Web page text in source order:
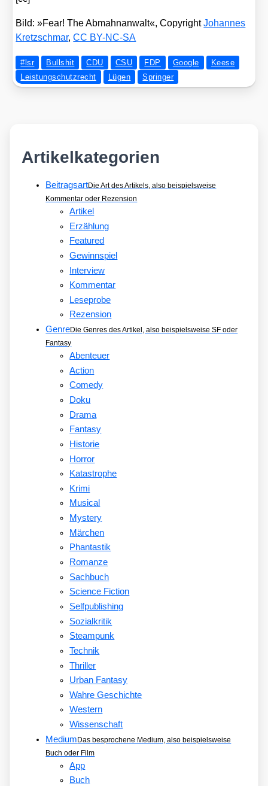
Bild: »Fear! The Ab­mahn­an­walt«, Co­py­rightJo­han­nes
Kretz­sch­mar,CC BY-NC-SA
#lsr Bullshit CDU CSU FDP Google
Keese
Leistungschutzrecht
Lügen Springer
Artikelkategorien
BeitragsartDie Art des Artikels, also beispielsweise
Kommentar oder Rezension
Artikel
Erzählung
Featured
Gewinnspiel
Interview
Kommentar
Leseprobe
Rezension
GenreDie Genres des Artikel, also beispielsweise SF oder
Fantasy
Abenteuer
Action
Comedy
Doku
Drama
Fantasy
Historie
Horror
Katastrophe
Krimi
Musical
Mystery
Märchen
Phantastik
Romanze
Sachbuch
Science Fiction
Selfpublishing
Sozialkritik
Steampunk
Technik
Thriller
Urban Fantasy
Wahre Geschichte
Western
Wissenschaft
MediumDas besprochene Medium, also beispielsweise
Buch oder Film
App
Buch